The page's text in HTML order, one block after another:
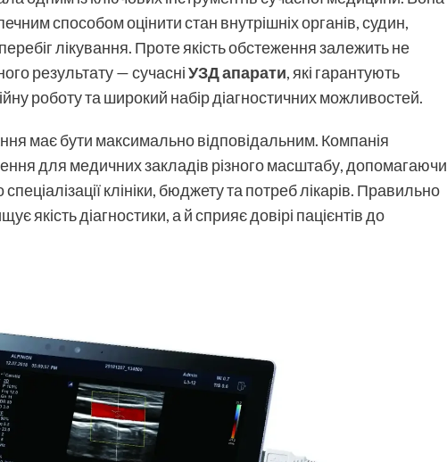
способом оцінити стан внутрішніх органів, судин,
лікування. Проте якість обстеження залежить не
результату — сучасніУЗД апарати, які гарантують
роботу та широкий набір діагностичних можливостей.
має бути максимально відповідальним. Компанія
для медичних закладів різного масштабу, допомагаючи
клініки, бюджету та потреб лікарів. Правильно
якість діагностики, а й сприяє довірі пацієнтів до